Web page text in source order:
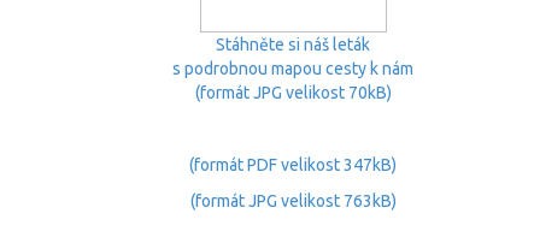
Stáhněte si náš leták
s podrobnou mapou cesty k nám
(formát JPG velikost 70kB)
(formát PDF velikost 347kB)
(formát JPG velikost 763kB)